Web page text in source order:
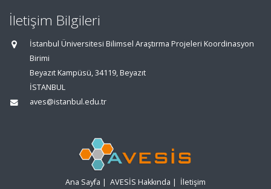
İletişim Bilgileri
İstanbul Üniversitesi Bilimsel Araştırma Projeleri Koordinasyon
Birimi
Beyazıt Kampüsü, 34119, Beyazıt
İSTANBUL
aves@istanbul.edu.tr
Ana Sayfa | AVESİS Hakkında | İletişim